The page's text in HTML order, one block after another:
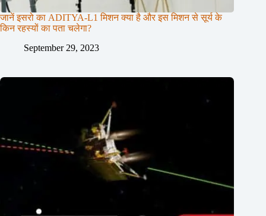
जानें इसरो का ADITYA-L1 मिशन क्या है और इस मिशन से सूर्य के
किन रहस्यों का पता चलेगा?
September 29, 2023